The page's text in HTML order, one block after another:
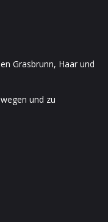
Grasbrunn, Haar und
und zu